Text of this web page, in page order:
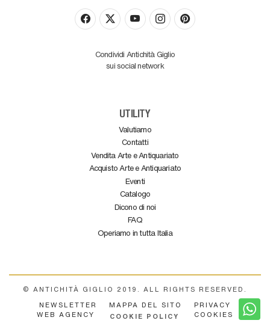
Condividi Antichità Giglio
sui social network
UTILITY
Valutiamo
Contatti
Vendita Arte e Antiquariato
Acquisto Arte e Antiquariato
Eventi
Catalogo
Dicono di noi
FAQ
Operiamo in tutta Italia
© ANTICHITÀ GIGLIO 2019. ALL RIGHTS RESERVED.
NEWSLETTER
MAPPA DEL SITO
PRIVACY
WEB AGENCY
COOKIE POLICY COOKIES